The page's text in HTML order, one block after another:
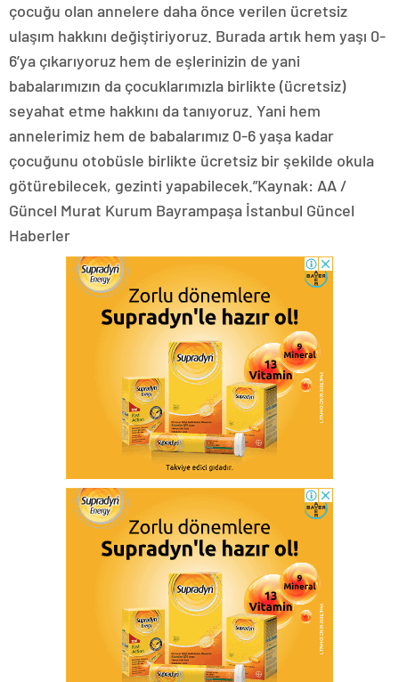
çocuğu olan annelere daha önce verilen ücretsiz
ulaşım hakkını değiştiriyoruz. Burada artık hem yaşı 0-
6’ya çıkarıyoruz hem de eşlerinizin de yani
babalarımızın da çocuklarımızla birlikte (ücretsiz)
seyahat etme hakkını da tanıyoruz. Yani hem
annelerimiz hem de babalarımız 0-6 yaşa kadar
çocuğunu otobüsle birlikte ücretsiz bir şekilde okula
götürebilecek, gezinti yapabilecek.”Kaynak: AA /
Güncel Murat Kurum Bayrampaşa İstanbul Güncel
Haberler